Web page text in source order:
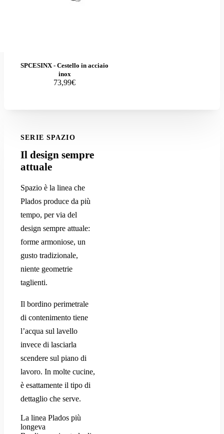
SPCESINX - Cestello in acciaio
inox
73,99€
SERIE SPAZIO
Il design sempre
attuale
Spazio è la linea che
Plados produce da più
tempo, per via del
design sempre attuale:
forme armoniose, un
gusto tradizionale,
niente geometrie
taglienti.
Il bordino perimetrale
di contenimento tiene
l’acqua sul lavello
invece di lasciarla
scendere sul piano di
lavoro. In molte cucine,
è esattamente il tipo di
dettaglio che serve.
La linea Plados più
longeva